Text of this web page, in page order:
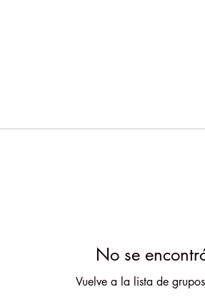
No se
Vuelve a la lista de